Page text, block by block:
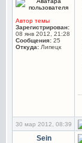
Автор темы
Зарегистрирован:
08 янв 2012, 21:28
Сообщения: 25
Откуда: Липецк
30 мар 2012, 08:39
Sein